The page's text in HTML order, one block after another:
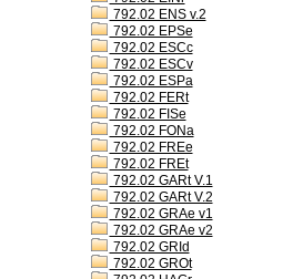
792.02 ENS v.2
792.02 EPSe
792.02 ESCc
792.02 ESCv
792.02 ESPa
792.02 FERt
792.02 FISe
792.02 FONa
792.02 FREe
792.02 FREt
792.02 GARt V.1
792.02 GARt V.2
792.02 GRAe v1
792.02 GRAe v2
792.02 GRId
792.02 GROt